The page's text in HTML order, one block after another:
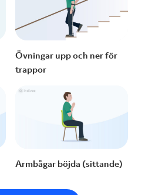
Övningar upp och ner för
trappor
Armbågar böjda (sittande)